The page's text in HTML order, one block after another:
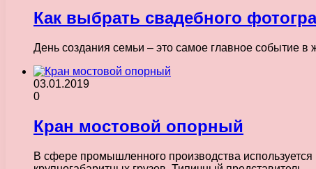
Как выбрать свадебного
День создания семьи – это самое главное событие
03.01.2019
0
Кран мостовой опорный
В сфере промышленного производства